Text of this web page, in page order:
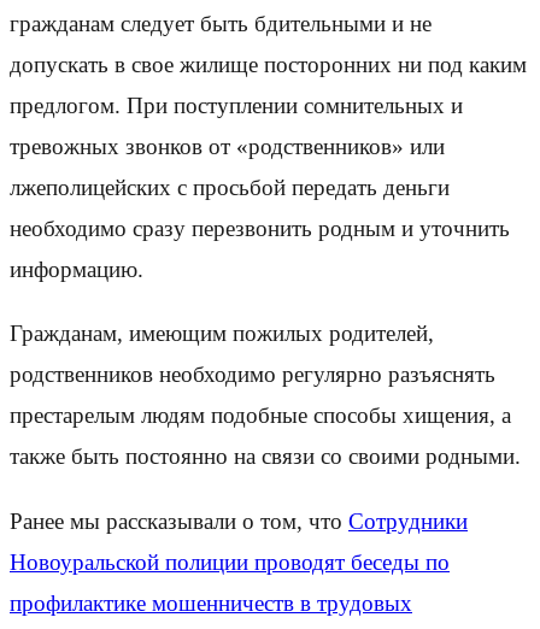
гражданам следует быть бдительными и не
допускать в свое жилище посторонних ни под каким
предлогом. При поступлении сомнительных и
тревожных звонков от «родственников» или
лжеполицейских с просьбой передать деньги
необходимо сразу перезвонить родным и уточнить
информацию.
Гражданам, имеющим пожилых родителей,
родственников необходимо регулярно разъяснять
престарелым людям подобные способы хищения, а
также быть постоянно на связи со своими родными.
Ранее мы рассказывали о том, что Сотрудники
Новоуральской полиции проводят беседы по
профилактике мошенничеств в трудовых